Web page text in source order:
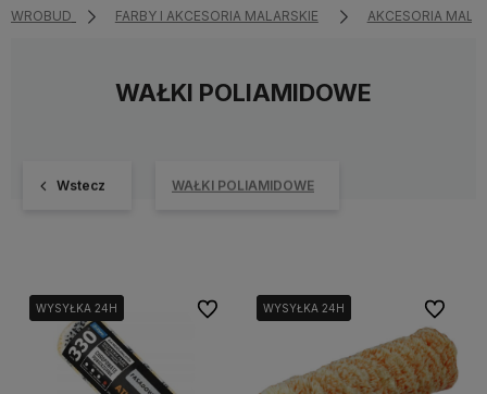
WROBUD FARBY I AKCESORIA MALARSKIE AKCESORIA
WAŁKI POLIAMIDOWE
Wstecz WAŁKI POLIAMIDOWE
WYSYŁKA 24H
WYSYŁKA 24H Do ulubionychWYSYŁKA 24H
WYSYŁKA 24H Do